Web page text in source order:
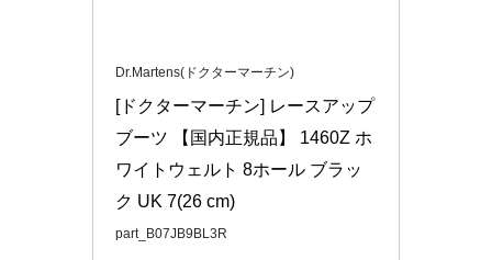
Dr.Martens(ドクターマーチン)
[ドクターマーチン] レースアップ
ブーツ 【国内正規品】 1460Z ホ
ワイトウェルト 8ホール ブラッ
ク UK 7(26 cm)
part_B07JB9BL3R